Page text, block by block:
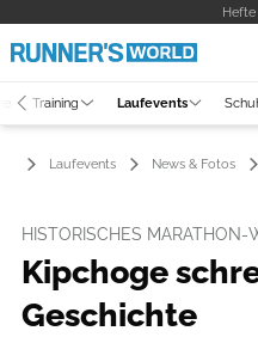
Hefte
Training Laufevents
Laufevents News & Fotos
HISTORISCHES MARATHON-
Kipchoge
Geschichte